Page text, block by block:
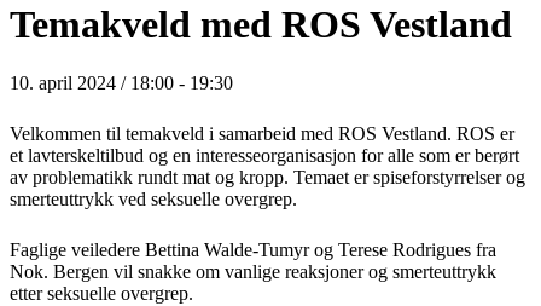
Temakveld med ROS Vestland
10. april 2024 / 18:00 - 19:30
Velkommen til temakveld i samarbeid med ROS Vestland. ROS er
et lavterskeltilbud og en interesseorganisasjon for alle som er berørt
av problematikk rundt mat og kropp. Temaet er spiseforstyrrelser og
smerteuttrykk ved seksuelle overgrep.
Faglige veiledere Bettina Walde-Tumyr og Terese Rodrigues fra
Nok. Bergen vil snakke om vanlige reaksjoner og smerteuttrykk
etter seksuelle overgrep.